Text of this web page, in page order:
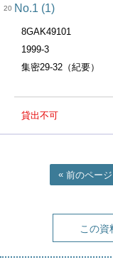
20 No.1 (1)
8GAK49101
1999-3
集密29-32（紀要）
貸出不可
前のページ
この資